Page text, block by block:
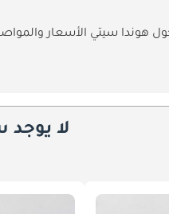
سيتي الأسعار
لا يوجد